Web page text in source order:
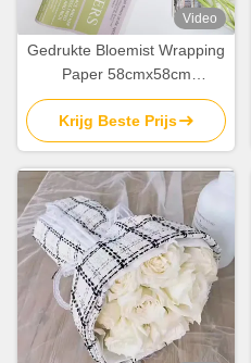
Video
Gedrukte Bloemist Wrapping
Paper 58cmx58cm
Waterdicht Bloem
Verpakkend Document
80gsm
Krijg Beste Prijs